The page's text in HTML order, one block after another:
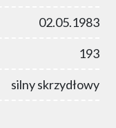
02.05.1983
193
silny skrzydłowy